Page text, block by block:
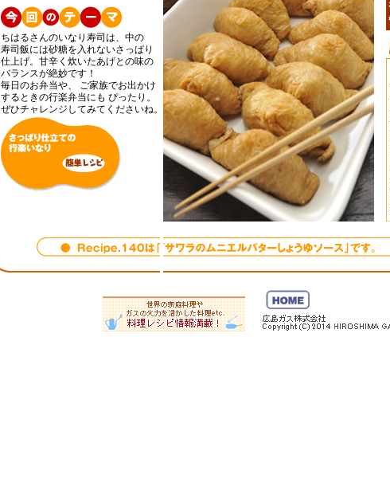
ちはるさんのいなり寿司は、中の
寿司飯には砂糖を入れないさっぱり
仕上げ。甘辛く炊いたあげとの味の
バランスが絶妙です！
毎日のお弁当や、 ご家族でお出かけ
するときの行楽弁当にも ぴったり。
ぜひチャレンジしてみてくださいね。